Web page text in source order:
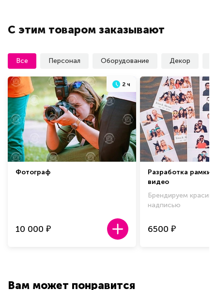
С этим товаром заказывают
Все Персонал Оборудование Декор
2 ч
Фотограф
10 000 ₽
Разработка рамки
видео
Брендируем
надписью
6500 ₽
Вам может понравится